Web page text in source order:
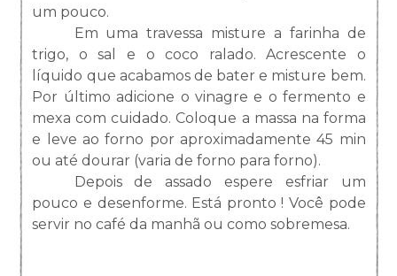
um pouco.
Em uma travessa misture a farinha de
trigo, o sal e o coco ralado. Acrescente o
líquido que acabamos de bater e misture bem.
Por último adicione o vinagre e o fermento e
mexa com cuidado. Coloque a massa na forma
e leve ao forno por aproximadamente 45 min
ou até dourar (varia de forno para forno).
Depois de assado espere esfriar um
pouco e desenforme. Está pronto ! Você pode
servir no café da manhã ou como sobremesa.